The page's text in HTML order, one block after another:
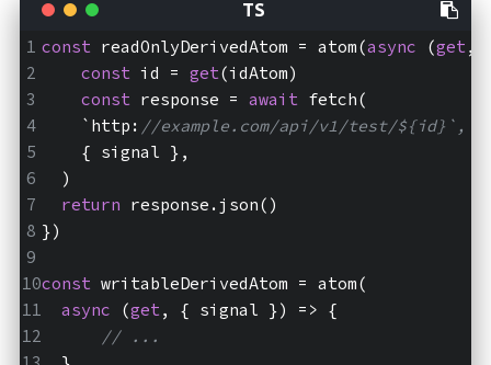
const readOnlyDerivedAtom = atom(async (get ,
const id = get(idAtom)
const response = await fetch(
    `http:
//example.com/api/v1/test/${id}`,
    { signal },
  )
return response.json()
})
const writableDerivedAtom = atom(
async (get , { signal }) => {
// ...